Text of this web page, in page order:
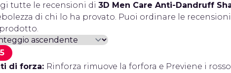
tutte le recensioni di 3D Men Care Anti-Dandruff
di chi lo ha provato. Puoi ordinare le
5
di forza: Rinforza rimuove la forfora e Previene i